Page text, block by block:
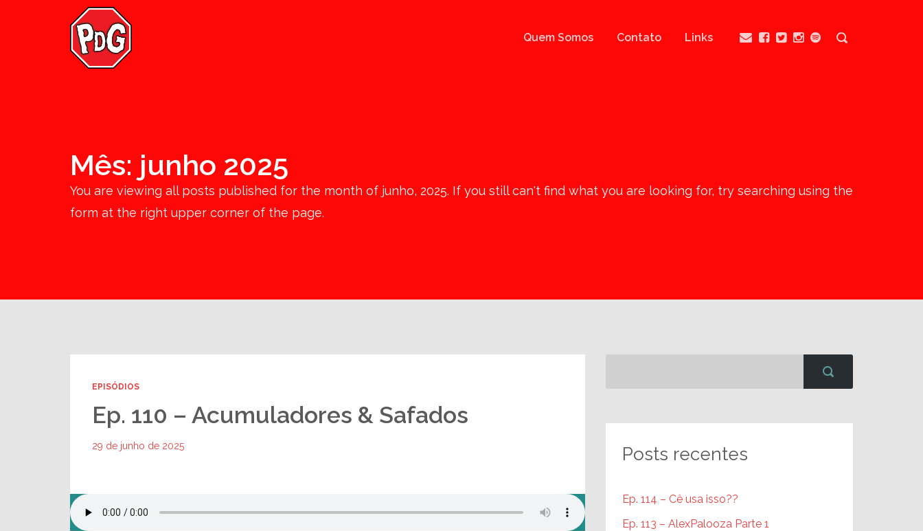
Quem Somos Contato Links
Mês: junho 2025
You are viewing all posts published for the month of junho, 2025. If you still can't find what you are looking for, try searching using the
form at the right upper corner of the page.
EPISÓDIOS
Ep. 110 – Acumuladores & Safados
29 de junho de 2025 Posts recentes
Ep. 114 – Cê usa isso??
Ep. 113 – AlexPalooza Parte 1